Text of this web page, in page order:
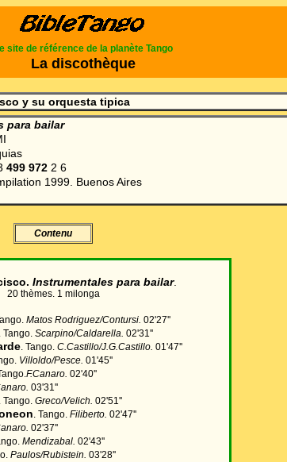
site de référence de la planète Tango
La discothèque
y su orquesta tipica
para bailar
499 972 2 6
1999. Buenos Aires
Contenu
. Instrumentales para bailar.
20 thèmes. 1 milonga
Matos Rodriguez/Contursi. 02'27''
. Tango. Scarpino/Caldarella. 02'31''
. Tango. C.Castillo/J.G.Castillo. 01'47''
Villoldo/Pesce. 01'45''
F.Canaro. 02'40''
03'31''
. Tango. Greco/Velich. 02'51''
. Tango. Filiberto. 02'47''
02'37''
Mendizabal. 02'43''
Paulos/Rubistein. 03'28''